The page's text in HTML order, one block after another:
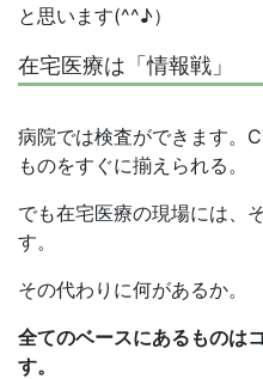
と思います(^^♪）
在宅医療は「情報戦」
病院では検査ができます。
ものをすぐに揃えられる。
でも在宅医療の現場には、
す。
その代わりに何があるか。
全てのベースにあるものは
す。